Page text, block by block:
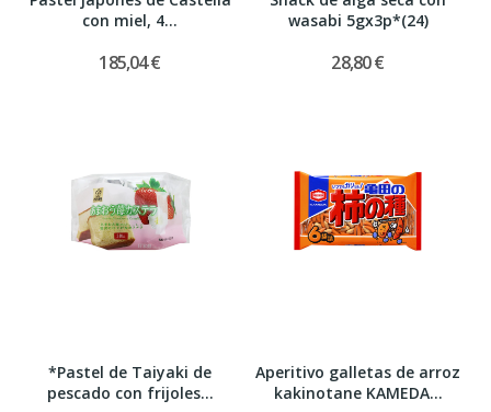
con miel, 4...
185,04 €
wasabi 5gx3p*(24)
28,80 €
*Pastel de Taiyaki de
pescado con frijoles...
Aperitivo galletas de arroz
kakinotane KAMEDA...